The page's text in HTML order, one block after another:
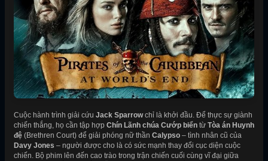
Cuộc hành trình giải cứu Jack Sparrowchỉ là khởi đầu. Để thực sự giành
chiến thắng, họ cần tập hợp Chín Lãnh chúa Cướp biển từ Tòa án Huynh
đệ (Brethren Court) để giải phóng nữ thần Calypso – tình nhân cũ của
Davy Jones – người được cho là có sức mạnh thay đổi cục diện cuộc
chiến. Bộ phim lên đến cao trào trong trận chiến cuối cùng vĩ đại giữa